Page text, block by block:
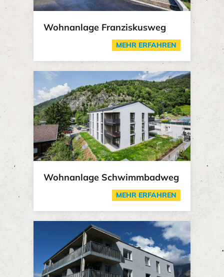
Wohnanlage Franziskusweg
MEHR ERFAHREN
Wohnanlage Schwimmbadweg
MEHR ERFAHREN